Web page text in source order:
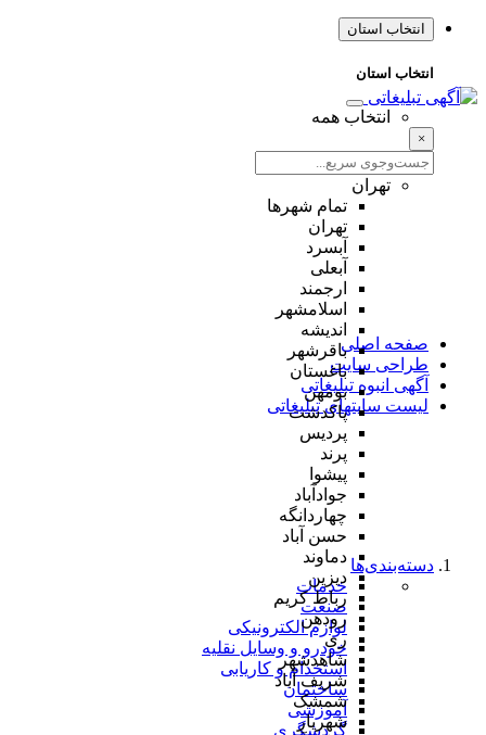
انتخاب استان
انتخاب استان
انتخاب همه
×
تهران
تمام شهر‌ها
تهران
آبسرد
آبعلی
ارجمند
اسلامشهر
اندیشه
باقرشهر
باغستان
بومهن
پاکدشت
پردیس
پرند
پیشوا
جوادآباد
چهاردانگه
حسن آباد
دماوند
دیزین
رباط کریم
رودهن
ری
شاهدشهر
شریف آباد
شمشک
شهریار
صفحه اصلی
طراحی سایت
آگهی انبوه تبلیغاتی
لیست سایتهای تبلیغاتی
دسته‌بندی‌ها
خدمات
صنعت
لوازم الکترونیکی
خودرو و وسایل نقلیه
استخدام و کاریابی
ساختمان
آموزشی
گردشگری